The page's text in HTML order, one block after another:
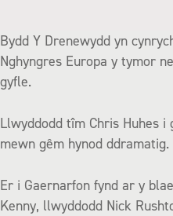
Bydd Y Drenewydd yn
Nghyngres Europa y tymor
gyfle.
Llwyddodd tîm Chris Huhes
mewn gêm hynod ddramatig.
Er i Gaernarfon fynd ar y
Kenny, llwyddodd Nick